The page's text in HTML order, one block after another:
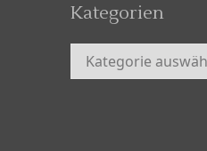
Kategorien
Kategorien